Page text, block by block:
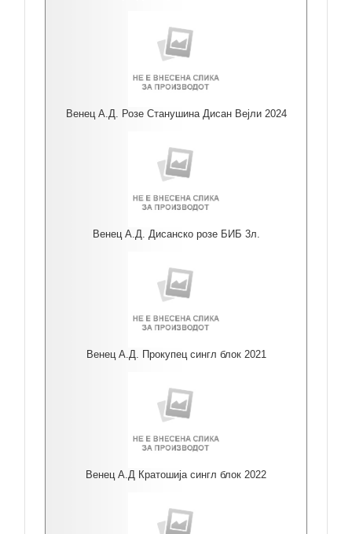
Венец А.Д. Розе Станушина Дисан Вејли 2024
Венец А.Д. Дисанско розе БИБ 3л.
Венец А.Д. Прокупец сингл блок 2021
Венец А.Д Кратошија сингл блок 2022